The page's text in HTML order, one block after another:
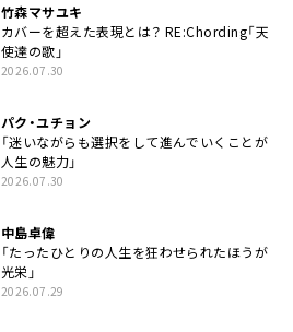
竹森マサユキ
カバーを超えた表現とは？ RE:Chording「天
使達の歌」
2026.07.30
パク・ユチョン
「迷いながらも選択をして進んでいくことが
人生の魅力」
2026.07.30
中島卓偉
「たったひとりの人生を狂わせられたほうが
光栄」
2026.07.29